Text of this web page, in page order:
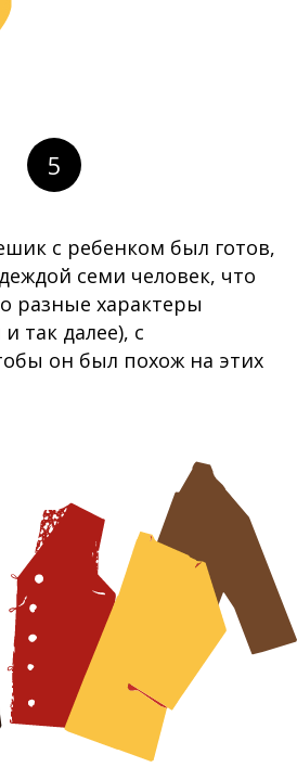
5
с ребенком был готов,
семи человек, что
разные характеры
так далее), с
он был похож на этих